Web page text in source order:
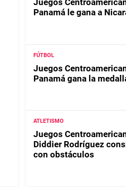
Juegos
Panamá le gana a
FÚTBOL
Juegos
Panamá gana la
ATLETISMO
Juegos
Diddier Rodríguez
con obstáculos